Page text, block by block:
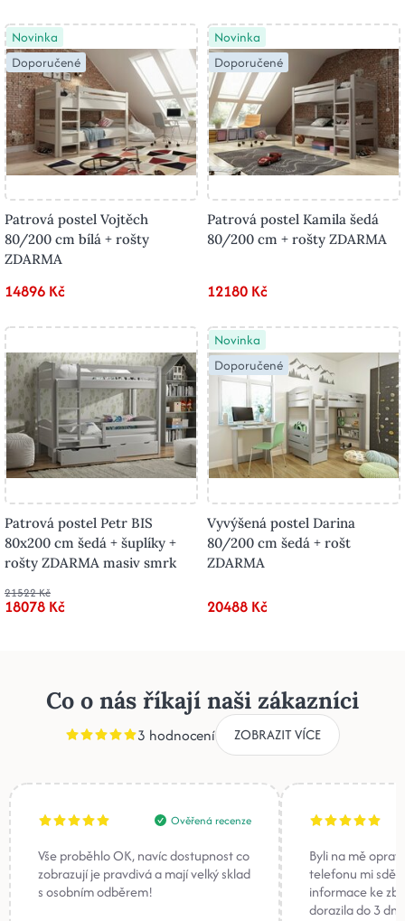
Novinka
Doporučené
Patrová postel Vojtěch
80/200 cm bílá + rošty
ZDARMA
14896 Kč
Novinka
Doporučené
Patrová postel Kamila šedá
80/200 cm + rošty ZDARMA
12180 Kč
Patrová postel Petr BIS
80x200 cm šedá + šuplíky +
rošty ZDARMA masiv smrk
21522 Kč
18078 Kč
Novinka
Doporučené
Vyvýšená postel Darina
80/200 cm šedá + rošt
ZDARMA
20488 Kč
Co o nás říkají naši zákazníci
3 hodnocení ZOBRAZIT VÍCE
Ověřená recenze
Vše proběhlo OK, navíc dostupnost co
zobrazují je pravdivá a mají velký sklad
s osobním odběrem!
Byli na mě
telefonu mi
informace ke
dorazila do 3